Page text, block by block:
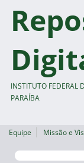
INSTITUTO FEDERAL
PARAÍBA
Equipe Missão e